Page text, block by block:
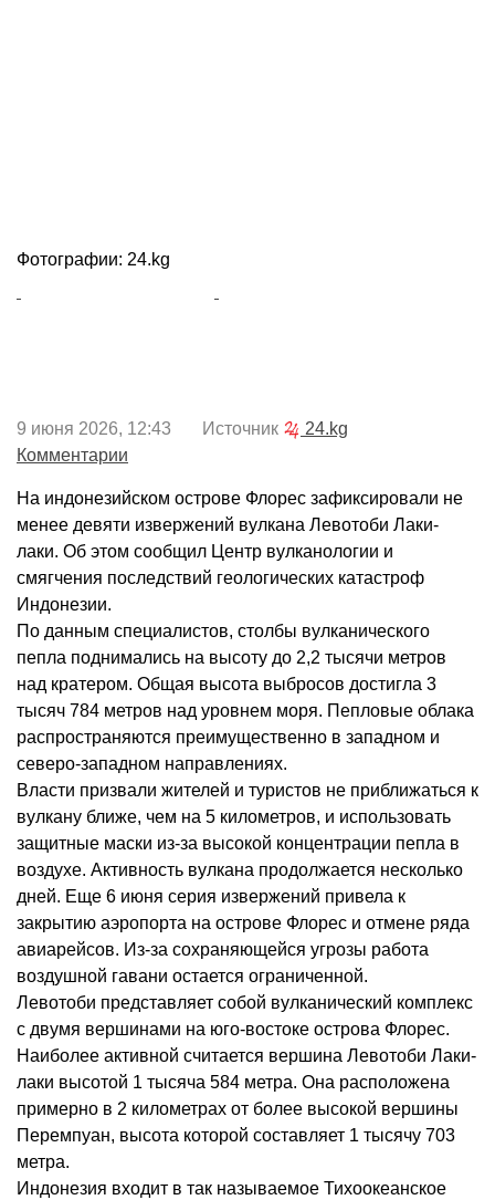
Фотографии: 24.kg
9 июня 2026, 12:43 Источник
24.kg
Комментарии
На индонезийском острове Флорес зафиксировали не
менее девяти извержений вулкана Левотоби Лаки-
лаки. Об этом сообщил Центр вулканологии и
смягчения последствий геологических катастроф
Индонезии.
По данным специалистов, столбы вулканического
пепла поднимались на высоту до 2,2 тысячи метров
над кратером. Общая высота выбросов достигла 3
тысяч 784 метров над уровнем моря. Пепловые облака
распространяются преимущественно в западном и
северо-западном направлениях.
Власти призвали жителей и туристов не приближаться к
вулкану ближе, чем на 5 километров, и использовать
защитные маски из-за высокой концентрации пепла в
воздухе. Активность вулкана продолжается несколько
дней. Еще 6 июня серия извержений привела к
закрытию аэропорта на острове Флорес и отмене ряда
авиарейсов. Из-за сохраняющейся угрозы работа
воздушной гавани остается ограниченной.
Левотоби представляет собой вулканический комплекс
с двумя вершинами на юго-востоке острова Флорес.
Наиболее активной считается вершина Левотоби Лаки-
лаки высотой 1 тысяча 584 метра. Она расположена
примерно в 2 километрах от более высокой вершины
Перемпуан, высота которой составляет 1 тысячу 703
метра.
Индонезия входит в так называемое Тихоокеанское